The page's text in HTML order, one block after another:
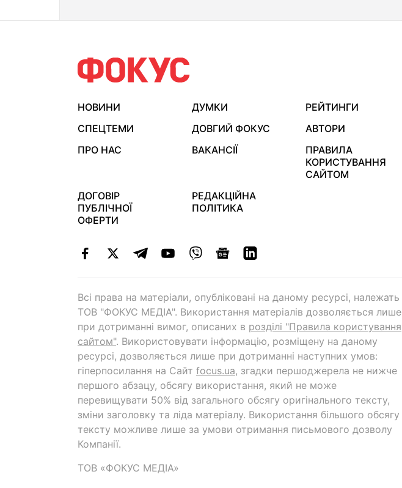
НОВИНИ ДУМКИ
РЕЙТИНГИ
СПЕЦТЕМИ
ДОВГИЙ ФОКУС
АВТОРИ
ПРО НАС
ВАКАНСІЇ
ПРАВИЛА
КОРИСТУВАННЯ
САЙТОМ
ДОГОВІР
ПУБЛІЧНОЇ
ОФЕРТИ
РЕДАКЦІЙНА
ПОЛІТИКА
Всі права на матеріали, опубліковані на даному ресурсі, належать
ТОВ "ФОКУС МЕДІА". Використання матеріалів дозволяється лише
при дотриманні вимог, описаних в розділі "Правила користування
сайтом". Використовувати інформацію, розміщену на даному
ресурсі, дозволяється лише при дотриманні наступних умов:
гіперпосилання на Cайт focus.ua, згадки першоджерела не нижче
першого абзацу, обсягу використання, який не може
перевищувати 50% від загального обсягу оригінального тексту,
зміни заголовку та ліда матеріалу. Використання більшого обсягу
тексту можливе лише за умови отримання письмового дозволу
Компанії.
ТОВ «ФОКУС МЕДІА»